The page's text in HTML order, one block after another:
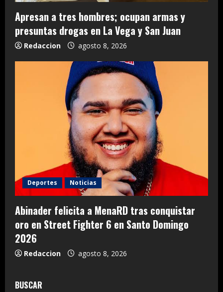
Apresan a tres hombres; ocupan armas y
presuntas drogas en La Vega y San Juan
Redaccion agosto 8, 2026
Deportes Noticias
Abinader felicita a MenaRD tras conquistar
oro en Street Fighter 6 en Santo Domingo
2026
Redaccion agosto 8, 2026
BUSCAR